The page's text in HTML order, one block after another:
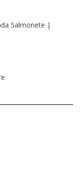
Salmonete |